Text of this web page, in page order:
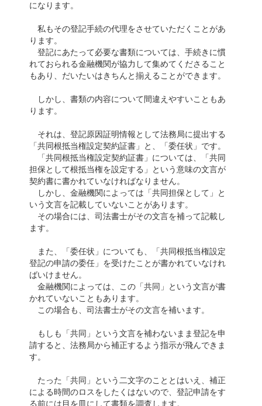
になります。
私もその登記手続の代理をさせていただくことがあ
ります。
登記にあたって必要な書類については、手続きに慣
れておられる金融機関が協力して集めてくださること
もあり、だいたいはきちんと揃えることができます。
しかし、書類の内容について間違えやすいこともあ
ります。
それは、登記原因証明情報として法務局に提出する
「共同根抵当権設定契約証書」と、「委任状」です。
「共同根抵当権設定契約証書」については、「共同
担保として根抵当権を設定する」という意味の文言が
契約書に書かれていなければなりません。
しかし、金融機関によっては「共同担保として」と
いう文言を記載していないことがあります。
その場合には、司法書士がその文言を補って記載し
ます。
また、「委任状」についても、「共同根抵当権設定
登記の申請の委任」を受けたことが書かれていなけれ
ばいけません。
金融機関によっては、この「共同」という文言が書
かれていないこともあります。
この場合も、司法書士がその文言を補います。
もしも「共同」という文言を補わないまま登記を申
請すると、法務局から補正するよう指示が飛んできま
す。
たった「共同」という二文字のこととはいえ、補正
による時間のロスをしたくはないので、登記申請をす
る前には目を皿にして書類を調査します。